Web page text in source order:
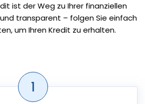
ist der Weg zu Ihrer finanziellen
transparent – folgen Sie einfach
um Ihren Kredit zu erhalten.
1